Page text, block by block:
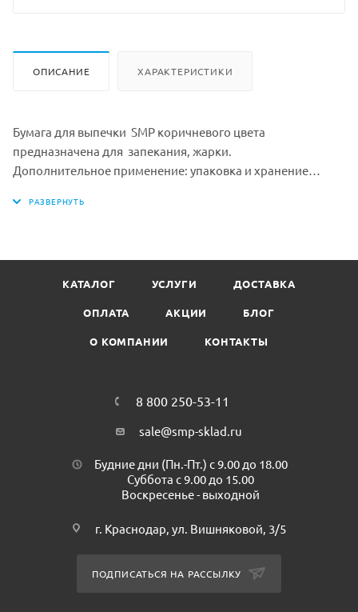
ОПИСАНИЕ ХАРАКТЕРИСТИКИ
Бумага для выпечки SMP коричневого цвета
предназначена для запекания, жарки.
Дополнительное применение: упаковка и хранение
Ширина: 29 см
Производитель: Россия
Минимальная партия к покупке: 1 рул
В упаковке: 9 рул
КАТАЛОГ УСЛУГИ ДОСТАВКА
ОПЛАТА АКЦИИ БЛОГ
О КОМПАНИИ КОНТАКТЫ
8 800 250-53-11
sale@smp-sklad.ru
Будние дни (Пн.-Пт.) с 9.00 до 18.00
Суббота с 9.00 до 15.00
Воскресенье - выходной
г. Краснодар, ул. Вишняковой, 3/5
ПОДПИСАТЬСЯ НА РАССЫЛКУ